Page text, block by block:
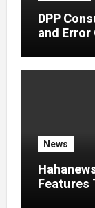
DPP
and Error
News
Features